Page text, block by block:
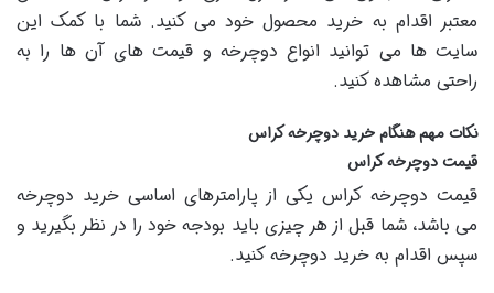
معتبر اقدام به خرید محصول خود می کنید. شما با کمک این
سایت ها می توانید انواع دوچرخه و قیمت های آن ها را به
راحتی مشاهده کنید.
نکات مهم هنگام خرید دوچرخه کراس
قیمت دوچرخه کراس
قیمت دوچرخه کراس یکی از پارامترهای اساسی خرید دوچرخه
می باشد، شما قبل از هر چیزی باید بودجه خود را در نظر بگیرید و
سپس اقدام به خرید دوچرخه کنید.